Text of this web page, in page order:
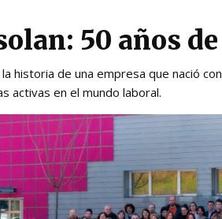
50 años
historia de una empresa que nació
activas en el mundo laboral.